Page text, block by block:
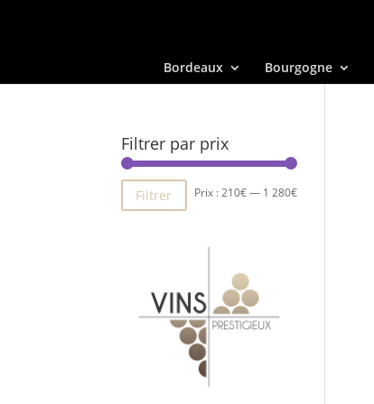
Bordeaux Bourgogne
Filtrer par prix
Prix
Prix
Filtrer Prix :210€— 1 280€